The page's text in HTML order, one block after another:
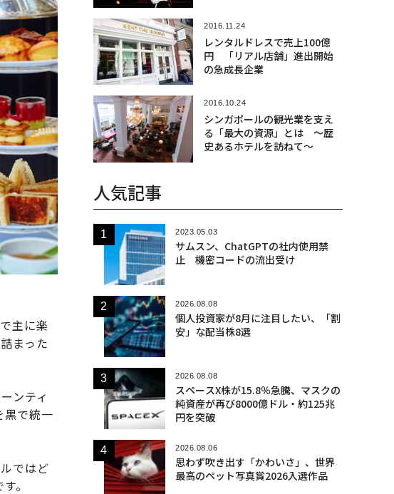
主に楽
まった
ンティ
黒で統一
ではど
。
2016.11.24
レンタルドレスで売上100億
円 「リアル店舗」進出開始
の急成長企業
2016.10.24
シンガポールの観光業を支え
る「最大の資源」とは 〜歴
史あるホテルを訪ねて〜
人気記事
2023.05.03
サムスン、ChatGPTの社内使用禁
止 機密コードの流出受け
2026.08.08
個人投資家が8月に注目したい、「割
安」な配当株8選
2026.08.08
スペースX株が15.8％急騰、マスクの
純資産が再び8000億ドル・約125兆
円を突破
2026.08.06
思わず吹き出す「かわいさ」、世界
最高のペット写真賞2026入選作品